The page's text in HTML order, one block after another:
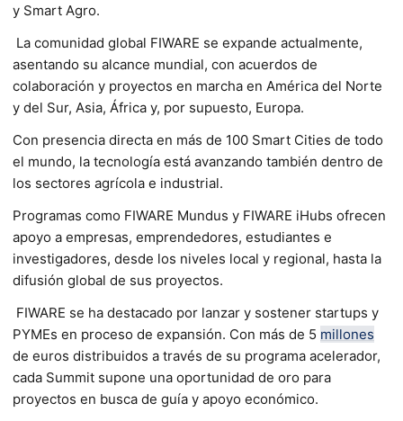
y Smart Agro.
La comunidad global FIWARE se expande actualmente,
asentando su alcance mundial, con acuerdos de
colaboración y proyectos en marcha en América del Norte
y del Sur, Asia, África y, por supuesto, Europa.
Con presencia directa en más de 100 Smart Cities de todo
el mundo, la tecnología está avanzando también dentro de
los sectores agrícola e industrial.
Programas como FIWARE Mundus y FIWARE iHubs ofrecen
apoyo a empresas, emprendedores, estudiantes e
investigadores, desde los niveles local y regional, hasta la
difusión global de sus proyectos.
FIWARE se ha destacado por lanzar y sostener startups y
PYMEs en proceso de expansión. Con más de 5 millones
de euros distribuidos a través de su programa acelerador,
cada Summit supone una oportunidad de oro para
proyectos en busca de guía y apoyo económico.